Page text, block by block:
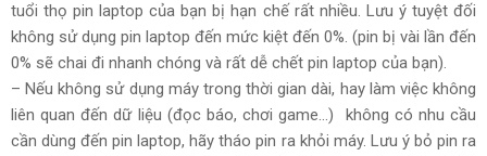
tuổi thọ pin laptop của bạn bị hạn chế rất nhiều. Lưu ý tuyệt đối
không sử dụng pin laptop đến mức kiệt đến 0%. (pin bị vài lần đến
0% sẽ chai đi nhanh chóng và rất dễ chết pin laptop của bạn).
– Nếu không sử dụng máy trong thời gian dài, hay làm việc không
liên quan đến dữ liệu (đọc báo, chơi game…) không có nhu cầu
cần dùng đến pin laptop, hãy tháo pin ra khỏi máy. Lưu ý bỏ pin ra